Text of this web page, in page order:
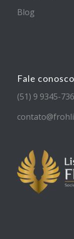
Blog
Fale conosco
(51) 9 9345-